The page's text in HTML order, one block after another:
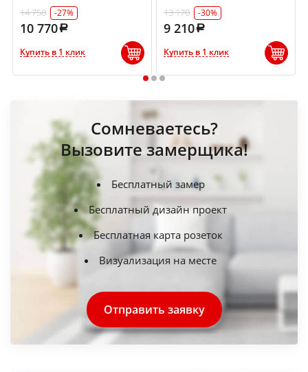
14 750
-27%
10 770
Купить в 1 клик
13 170
-30%
9 210
Купить в 1 клик
1 2 3
Сомневаетесь?
Вызовите замерщика!
Бесплатный замер
Бесплатный дизайн проект
Бесплатная карта розеток
Визуализация на месте
Отправить заявку